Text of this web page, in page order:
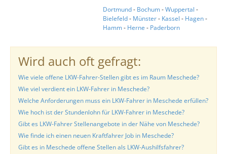
Dortmund- Bochum-Wuppertal -
Bielefeld- Münster- Kassel - Hagen-
Hamm- Herne - Paderborn
Wird auch oft gefragt:
Wie viele offene LKW-Fahrer-Stellen gibt es im Raum Meschede?
Wie viel verdient ein LKW-Fahrer in Meschede?
Welche Anforderungen muss ein LKW-Fahrer in Meschede erfüllen?
Wie hoch ist der Stundenlohn für LKW-Fahrer in Meschede?
Gibt es LKW-Fahrer Stellenangebote in der Nähe von Meschede?
Wie finde ich einen neuen Kraftfahrer Job in Meschede?
Gibt es in Meschede offene Stellen als LKW-Aushilfsfahrer?